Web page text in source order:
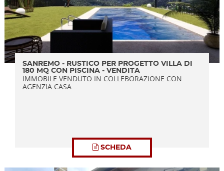
SANREMO - RUSTICO PER PROGETTO VILLA DI
180 MQ CON PISCINA - VENDITA
IMMOBILE VENDUTO IN COLLEBORAZIONE CON
AGENZIA CASA...
SCHEDA